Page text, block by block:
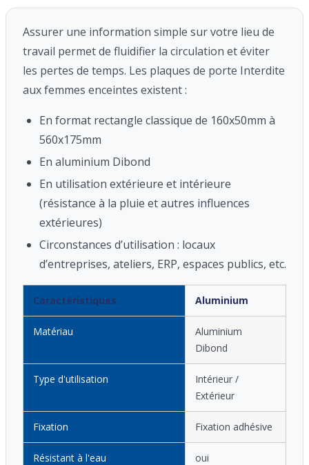
Assurer une information simple sur votre lieu de
travail permet de fluidifier la circulation et éviter
les pertes de temps. Les plaques de porte Interdite
aux femmes enceintes existent :
En format rectangle classique de 160x50mm à
560x175mm
En aluminium Dibond
En utilisation extérieure et intérieure
(résistance à la pluie et autres influences
extérieures)
Circonstances d’utilisation : locaux
d’entreprises, ateliers, ERP, espaces publics, etc.
Caractéristiques Aluminium
Matériau
Aluminium
Dibond
Type d'utilisation
Intérieur /
Extérieur
Fixation Fixation adhésive
Résistant à l'eau oui